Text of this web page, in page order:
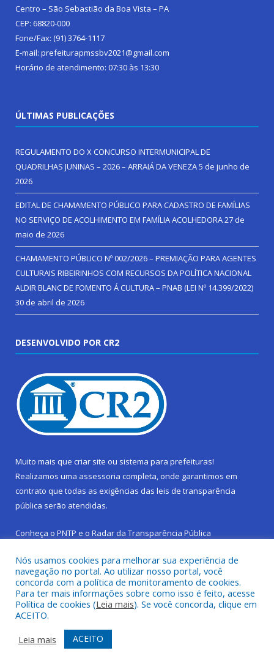
Centro – São Sebastião da Boa Vista – PA
CEP: 68820-000
Fone/Fax: (91) 3764-1117
E-mail: prefeiturapmssbv2021@gmail.com
Horário de atendimento: 07:30 às 13:30
ÚLTIMAS PUBLICAÇÕES
REGULAMENTO DO X CONCURSO INTERMUNICIPAL DE
QUADRILHAS JUNINAS – 2026 – ARRAIÁ DA VENEZA5 de junho de
2026
EDITAL DE CHAMAMENTO PÚBLICO PARA CADASTRO DE FAMÍLIAS
NO SERVIÇO DE ACOLHIMENTO EM FAMÍLIA ACOLHEDORA27 de
maio de 2026
CHAMAMENTO PÚBLICO Nº 002/2026 – PREMIAÇÃO PARA AGENTES
CULTURAIS RIBEIRINHOS COM RECURSOS DA POLÍTICA NACIONAL
ALDIR BLANC DE FOMENTO Á CULTURA – PNAB (LEI Nº 14.399/2022)
30 de abril de 2026
DESENVOLVIDO POR CR2
Muito mais que criar site ou sistema para prefeituras!
Realizamos uma assessoria completa, onde garantimos em
contrato que todas as exigências das leis de transparência
pública serão atendidas.
Conheça o PNTP e o Radar da Transparência Pública
Todos os direitos reservados a Prefeitura Municipal de São
Sebastião da Boa Vista.
Frequência Online
Mapa do Site
Acessar Área Administrativa
Nós usamos cookies para melhorar sua experiência de
navegação no portal. Ao utilizar nosso portal, você
concorda com a política de monitoramento de cookies.
Para ter mais informações sobre como isso é feito, acesse
Política de cookies (Leia mais). Se você concorda, clique em
ACEITO.
Leia mais
ACEITO